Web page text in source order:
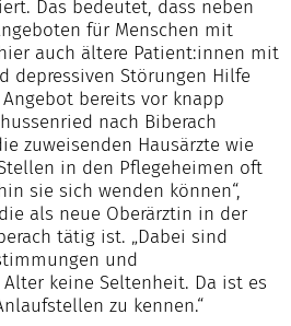
Das bedeutet, dass neben
für Menschen mit
auch ältere Patient:innen mit
depressiven Störungen Hilfe
bereits vor knapp
nach Biberach
zuweisenden Hausärzte wie
in den Pflegeheimen oft
sie sich wenden können“,
als neue Oberärztin in der
tätig ist. „Dabei sind
und
keine Seltenheit. Da ist es
zu kennen.“